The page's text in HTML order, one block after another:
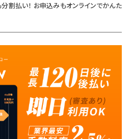
割払い！ お申込みもオンラインでかんた